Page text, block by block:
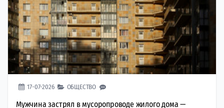
17-07-2026 ОБЩЕСТВО
Мужчина застрял в мусоропроводе жилого дома —